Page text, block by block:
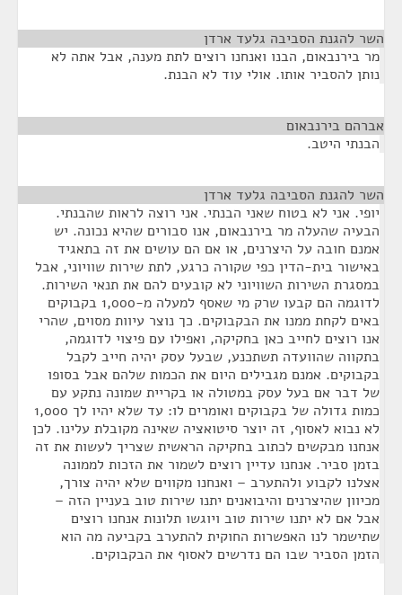
השר להגנת הסביבה גלעד ארדן
מר בירנבאום, הבנו ואנחנו רוצים לתת מענה, אבל אתה לא
נותן להסביר אותו. אולי עוד לא הבנת.
אברהם בירנבאום
הבנתי היטב.
השר להגנת הסביבה גלעד ארדן
יופי. אני לא בטוח שאני הבנתי. אני רוצה לראות שהבנתי.
הבעיה שהעלה מר בירנבאום, אנו סבורים שהיא נכונה. יש
אמנם חובה על היצרנים, או אם הם עושים את זה בתאגיד
באישור בית-הדין כפי שקורה כרגע, לתת שירות שוויוני, אבל
במסגרת השירות השוויוני לא קובעים להם את תנאי השירות.
לדוגמה הם קבעו שרק מי שאסף למעלה מ-1,000 בקבוקים
באים לקחת ממנו את הבקבוקים. כך נוצר עיוות מסוים, שהרי
אנו רוצים לחייב כאן בחקיקה, ואפילו עם פיצוי לדוגמה,
בתקווה שהוועדה תשתכנע, שבעל עסק יהיה חייב לקבל
בקבוקים. אמנם מגבילים היום את הכמות שלהם אבל בסופו
של דבר אם בעל עסק במטולה או בקריית שמונה נתקע עם
כמות גדולה של בקבוקים ואומרים לו: עד שלא יהיו לך 1,000
לא נבוא לאסוף, זה יוצר סיטואציה שאינה מקובלת עלינו. לכן
אנחנו מבקשים לכתוב בחקיקה הראשית שצריך לעשות את זה
בזמן סביר. אנחנו עדיין רוצים לשמור את הזכות לממונה
אצלנו לקבוע ולהתערב – ואנחנו מקווים שלא יהיה צורך,
מכיוון שהיצרנים והיבואנים יתנו שירות טוב בעניין הזה –
אבל אם לא יתנו שירות טוב ויוגשו תלונות אנחנו רוצים
שתישמר לנו האפשרות החוקית להתערב בקביעה מה הוא
הזמן הסביר שבו הם נדרשים לאסוף את הבקבוקים.